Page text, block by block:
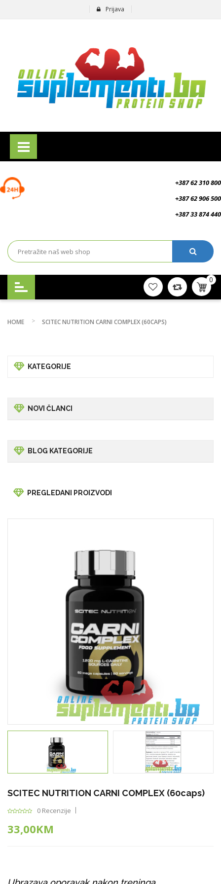
Prijava
+387 62 310 800
+387 62 906 500
+387 33 874 440
0
HOME SCITEC NUTRITION CARNI COMPLEX (60CAPS)
KATEGORIJE
NOVI ČLANCI
BLOG KATEGORIJE
PREGLEDANI PROIZVODI
SCITEC NUTRITION CARNI COMPLEX (60caps)
0 Recenzije
33,00KM